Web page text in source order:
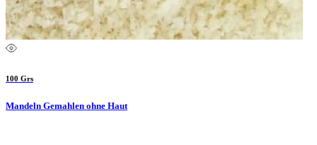
100 Grs
Mandeln Gemahlen ohne Haut